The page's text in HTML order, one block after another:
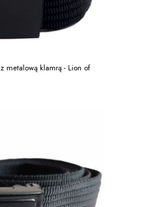
metalową klamrą - Lion of